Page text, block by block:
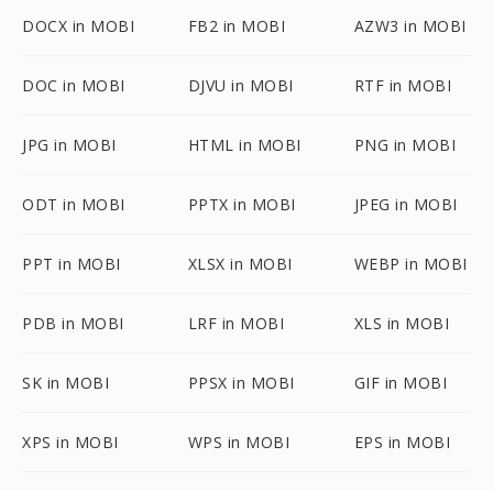
DOCX in MOBI FB2 in MOBI AZW3 in MOBI
DOC in MOBI DJVU in MOBI RTF in MOBI
JPG in MOBI HTML in MOBI PNG in MOBI
ODT in MOBI PPTX in MOBI JPEG in MOBI
PPT in MOBI XLSX in MOBI WEBP in MOBI
PDB in MOBI LRF in MOBI XLS in MOBI
SK in MOBI PPSX in MOBI GIF in MOBI
XPS in MOBI WPS in MOBI EPS in MOBI